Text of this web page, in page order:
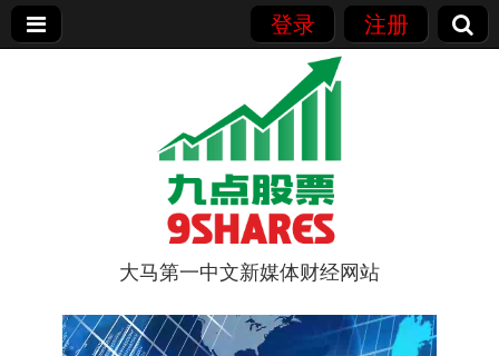
登录 注册
9点股票
大马第一中文新媒体财经网站